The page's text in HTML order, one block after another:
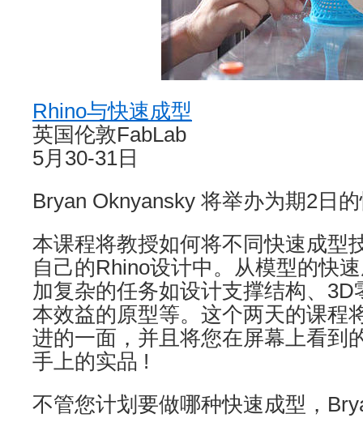
Rhino与快速成型
英国伦敦FabLab
5月30-31日
Bryan Oknyansky 将举办为期2日
本课程将教授如何将不同快速成型
自己的Rhino设计中。从模型的快
加复杂的任务如设计支撑结构、3D
本效益的原型等。这个两天的课程
进的一面，并且将您在屏幕上看到
手上的实品 !
不管您计划要做哪种快速成型，